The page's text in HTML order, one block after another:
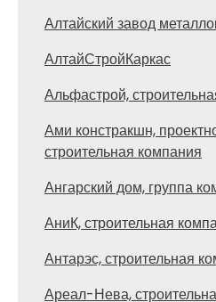
Алтайский завод
АлтайСтройКаркас
Альфастрой,
Ами констракшн,
строительная компания
Ангарский дом, группа
АниК, строительная
Антарэс, строительная
Ареал-Нева,